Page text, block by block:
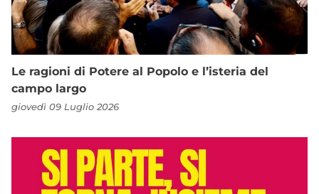
Le ragioni di Potere al Popolo e l’isteria del
campo largo
giovedì 09 Luglio 2026